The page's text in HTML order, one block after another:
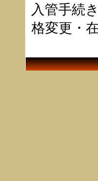
入管手続
格変更・